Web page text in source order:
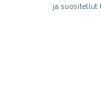
ja suositellut